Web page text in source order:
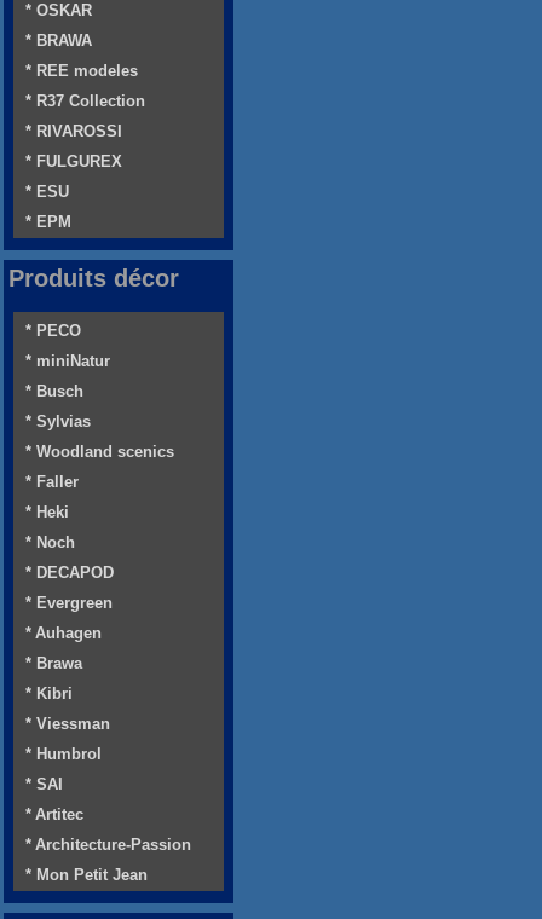
* OSKAR
* BRAWA
* REE modeles
* R37 Collection
* RIVAROSSI
* FULGUREX
* ESU
* EPM
Produits décor
* PECO
* miniNatur
* Busch
* Sylvias
* Woodland scenics
* Faller
* Heki
* Noch
* DECAPOD
* Evergreen
* Auhagen
* Brawa
* Kibri
* Viessman
* Humbrol
* SAI
* Artitec
* Architecture-Passion
* Mon Petit Jean